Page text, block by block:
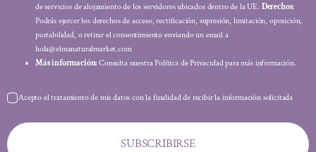
de servicios de alojamiento de los servidores ubicados dentro de la UE. Derechos:
Podrás ejercer los derechos de acceso, rectificación, supresión, limitación, oposición,
portabilidad, o retirar el consentimiento enviando un email a
hola@elmanaturalmarket.com
Más información: Consulta nuestra Política de Privacidad para más información.
Acepto el tratamiento de mis datos con la finalidad de recibir la información solicitada
SUBSCRIBIRSE